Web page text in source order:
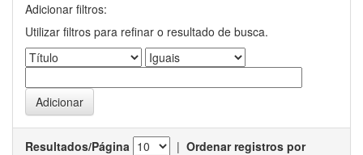
Adicionar filtros:
Utilizar filtros para refinar o resultado de busca.
Resultados/Página | Ordenar registros por